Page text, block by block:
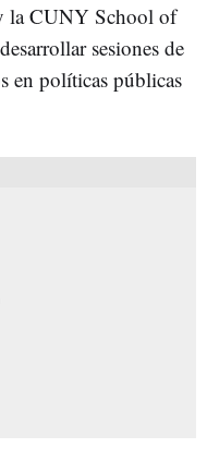
la CUNY School of
sesiones de
en políticas públicas